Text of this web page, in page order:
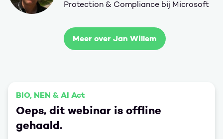
Protection & Compliance bij Microsoft
Meer over Jan Willem
BIO, NEN & AI Act
Oeps, dit webinar is offline
gehaald.